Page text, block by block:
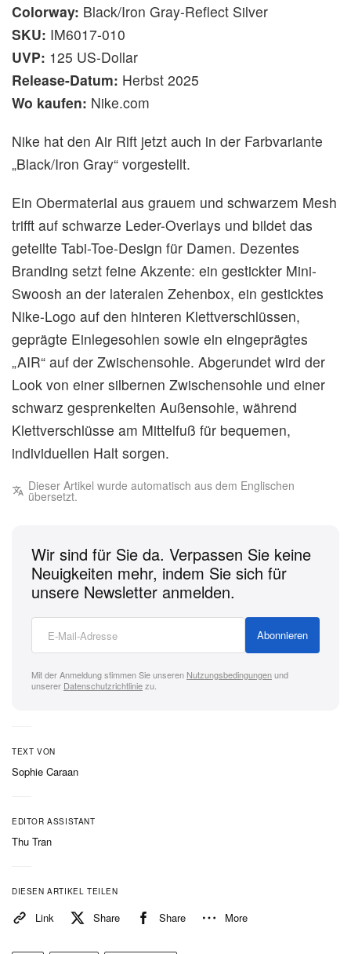
Colorway: Black/Iron Gray-Reflect Silver
SKU: IM6017-010
UVP: 125 US-Dollar
Release-Datum: Herbst 2025
Wo kaufen: Nike.com
Nike hat den Air Rift jetzt auch in der Farbvariante
„Black/Iron Gray“ vorgestellt.
Ein Obermaterial aus grauem und schwarzem Mesh
trifft auf schwarze Leder-Overlays und bildet das
geteilte Tabi-Toe-Design für Damen. Dezentes
Branding setzt feine Akzente: ein gestickter Mini-
Swoosh an der lateralen Zehenbox, ein gesticktes
Nike-Logo auf den hinteren Klettverschlüssen,
geprägte Einlegesohlen sowie ein eingeprägtes
„AIR“ auf der Zwischensohle. Abgerundet wird der
Look von einer silbernen Zwischensohle und einer
schwarz gesprenkelten Außensohle, während
Klettverschlüsse am Mittelfuß für bequemen,
individuellen Halt sorgen.
Dieser Artikel wurde automatisch aus dem Englischen
übersetzt.
Wir sind für Sie da. Verpassen Sie keine
Neuigkeiten mehr, indem Sie sich für
unsere Newsletter anmelden.
Abonnieren
Mit der Anmeldung stimmen Sie unseren Nutzungsbedingungenund
unserer Datenschutzrichtliniezu.
TEXT VON
Sophie Caraan
EDITOR ASSISTANT
Thu Tran
DIESEN ARTIKEL TEILEN
Link Share Share More